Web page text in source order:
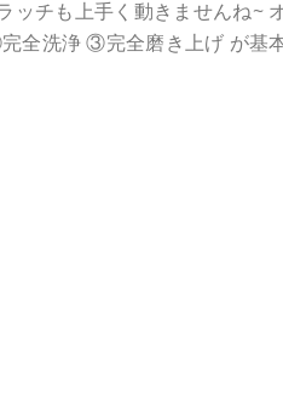
ッチも上手く動きませんね~
全洗浄 ③完全磨き上げ が基本